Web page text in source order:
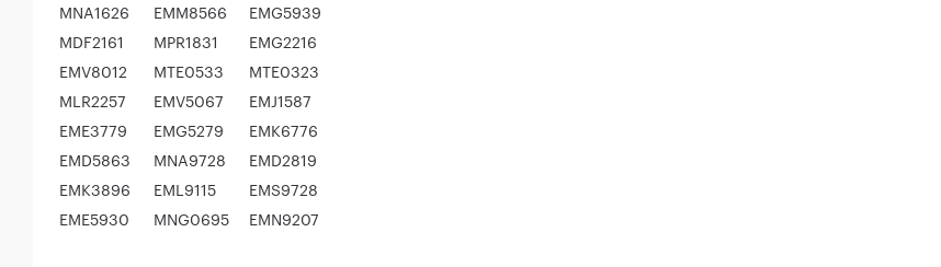
MNA1626
EMM8566
EMG5939
MDF2161
MPR1831
EMG2216
EMV8012
MTE0533
MTE0323
MLR2257
EMV5067
EMJ1587
EME3779
EMG5279
EMK6776
EMD5863
MNA9728
EMD2819
EMK3896
EML9115
EMS9728
EME5930
MNG0695 EMN9207